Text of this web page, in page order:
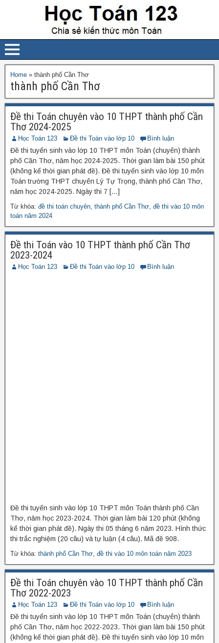
Home » thành phố Cần Thơ
thành phố Cần Thơ
Đề thi Toán chuyên vào 10 THPT thành phố Cần
Thơ 2024-2025
Học Toán 123 Đề thi Toán vào lớp 10 Bình luận
Đề thi tuyển sinh vào lớp 10 THPT môn Toán (chuyên) thành
phố Cần Thơ, năm học 2024-2025. Thời gian làm bài 150 phút
(không kể thời gian phát đề). Đề thi tuyển sinh vào lớp 10 môn
Toán trường THPT chuyên Lý Tự Trọng, thành phố Cần Thơ,
năm học 2024-2025. Ngày thi 7 […]
Từ khóa: đề thi toán chuyên, thành phố Cần Thơ, đề thi vào 10 môn
toán năm 2024
Đề thi Toán vào 10 THPT thành phố Cần Thơ
2023-2024
Học Toán 123 Đề thi Toán vào lớp 10 Bình luận
Đề thi tuyển sinh vào lớp 10 THPT môn Toán thành phố Cần
Thơ, năm học 2023-2024. Thời gian làm bài 120 phút (không
kể thời gian phát đề). Ngày thi 05 tháng 6 năm 2023. Hình thức
thi trắc nghiệm (20 câu) và tự luận (4 câu). Mã đề 908.
Từ khóa: thành phố Cần Thơ, đề thi vào 10 môn toán năm 2023
Đề thi Toán chuyên vào 10 THPT thành phố Cần
Thơ 2022-2023
Học Toán 123 Đề thi Toán vào lớp 10 Bình luận
Đề thi tuyển sinh vào lớp 10 THPT môn Toán (chuyên) thành
phố Cần Thơ, năm học 2022-2023. Thời gian làm bài 150 phút
(không kể thời gian phát đề). Đề thi tuyển sinh vào lớp 10 môn